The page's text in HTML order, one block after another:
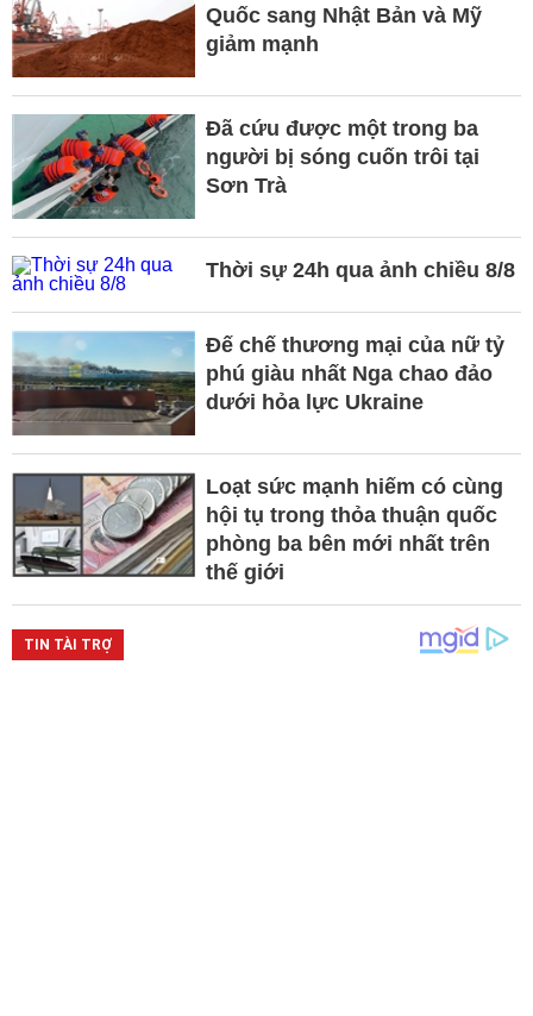
Quốc sang Nhật Bản và Mỹ
giảm mạnh
Đã cứu được một trong ba
người bị sóng cuốn trôi tại
Sơn Trà
Thời sự 24h qua ảnh chiều 8/8
Đế chế thương mại của nữ tỷ
phú giàu nhất Nga chao đảo
dưới hỏa lực Ukraine
Loạt sức mạnh hiếm có cùng
hội tụ trong thỏa thuận quốc
phòng ba bên mới nhất trên
thế giới